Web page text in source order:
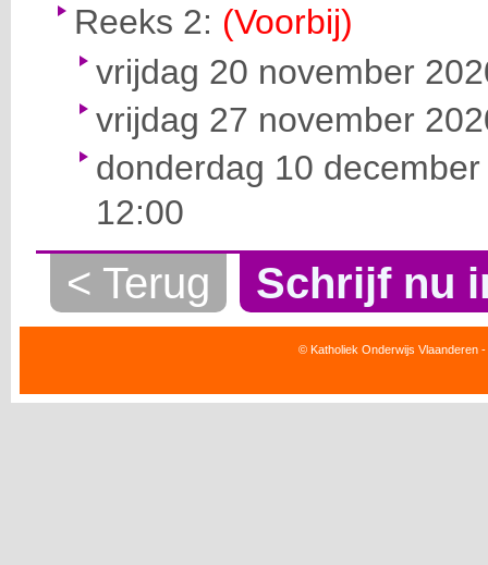
Reeks 2: (Voorbij)
vrijdag 20 november
vrijdag 27 november
donderdag 10
12:00
< Terug Schrijf nu
© Katholiek Onderwijs Vlaanderen